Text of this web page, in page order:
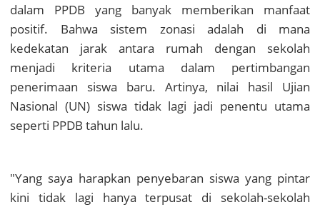
dalam PPDB yang banyak memberikan manfaat
positif. Bahwa sistem zonasi adalah di mana
kedekatan jarak antara rumah dengan sekolah
menjadi kriteria utama dalam pertimbangan
penerimaan siswa baru. Artinya, nilai hasil Ujian
Nasional (UN) siswa tidak lagi jadi penentu utama
seperti PPDB tahun lalu.
"Yang saya harapkan penyebaran siswa yang pintar
kini tidak lagi hanya terpusat di sekolah-sekolah